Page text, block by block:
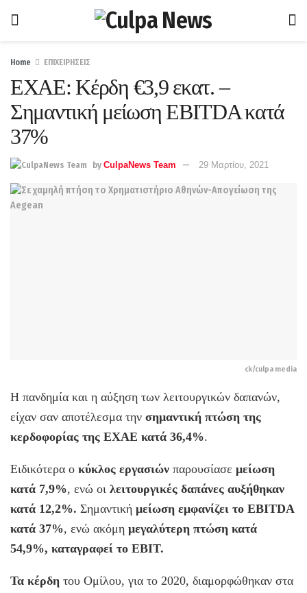
Home ΕΠΙΧΕΙΡΗΣΕΙΣ
EXAE: Κέρδη €3,9 εκατ. –
Σημαντική μείωση ΕΒΙΤDA κατά
37%
by CulpaNews Team 29 Μαρτίου, 2021
ck/culpa media
Η πανδημία και η αύξηση των λειτουργικών δαπανών,
είχαν σαν αποτέλεσμα την σημαντική πτώση της
κερδοφορίας της ΕΧΑΕ κατά 36,4%.
Ειδικότερα ο κύκλος εργασιών παρουσίασε μείωση
κατά 7,9%, ενώ οι λειτουργικές δαπάνες αυξήθηκαν
κατά 12,2%. Σημαντική μείωση εμφανίζει το ΕBITDA
κατά 37%, ενώ ακόμη μεγαλύτερη πτώση κατά
54,9%, καταγραφεί το EBIT.
Τα κέρδη του Ομίλου, για το 2020, διαμορφώθηκαν στα